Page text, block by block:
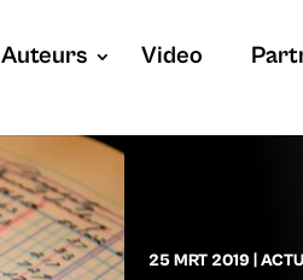
Auteurs Video
25 MRT 2019